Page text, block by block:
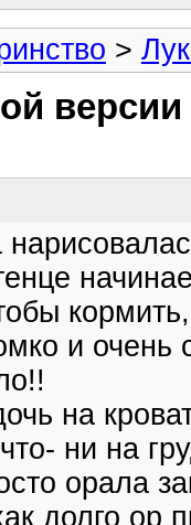
>
и очень
на
ни на
орала
долго ор